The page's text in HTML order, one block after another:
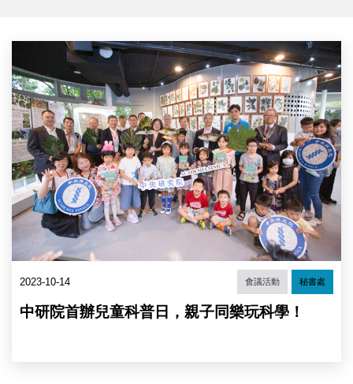
艷
臺
灣
生
物
多
樣
性」
科
普
展
幕，
小
友
與
2023-10-14 會議活動 秘書處
中研院首辦兒童科普日，親子同樂玩科學！